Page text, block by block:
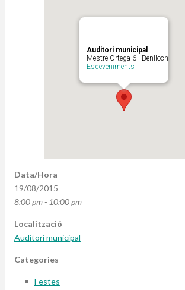
Auditori municipal
Mestre Ortega 6 - Benlloch
Esdeveniments
Data/Hora
19/08/2015
8:00 pm - 10:00 pm
Localització
Auditori municipal
Categories
Festes